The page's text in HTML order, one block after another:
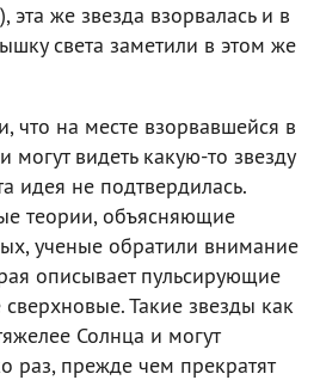
эта же звезда взорвалась и в
света заметили в этом же
что на месте взорвавшейся в
могут видеть какую-то звезду
идея не подтвердилась.
теории, объясняющие
ученые обратили внимание
описывает пульсирующие
Такие звезды как
Солнца и могут
раз, прежде чем прекратят